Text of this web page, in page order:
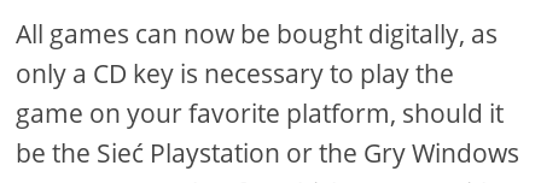
All games can now be bought digitally, as
only a CD key is necessary to play the
game on your favorite platform, should it
be the Sieć Playstation or the Gry Windows